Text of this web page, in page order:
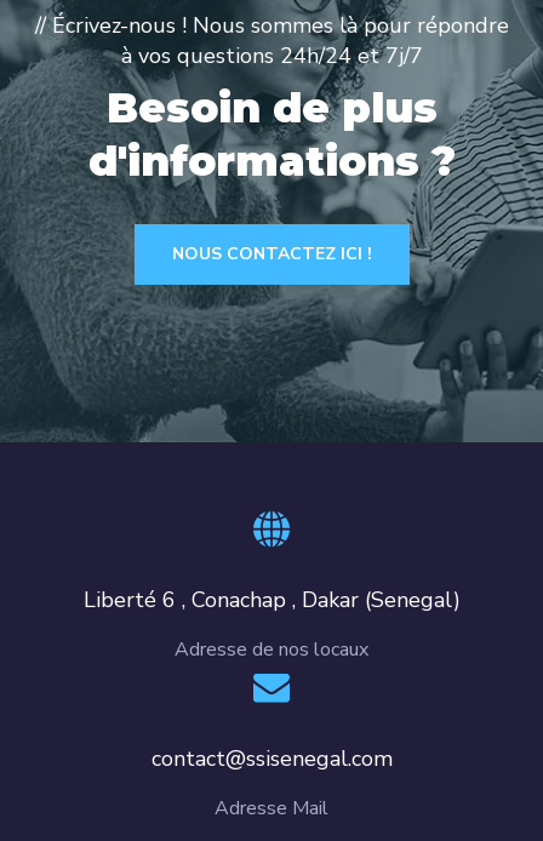
// Écrivez-nous ! Nous sommes là pour répondre
à vos questions 24h/24 et 7j/7
Besoin de plus
d'informations ?
NOUS CONTACTEZ ICI !
Liberté 6 , Conachap , Dakar (Senegal)
Adresse de nos locaux
contact@ssisenegal.com
Adresse Mail